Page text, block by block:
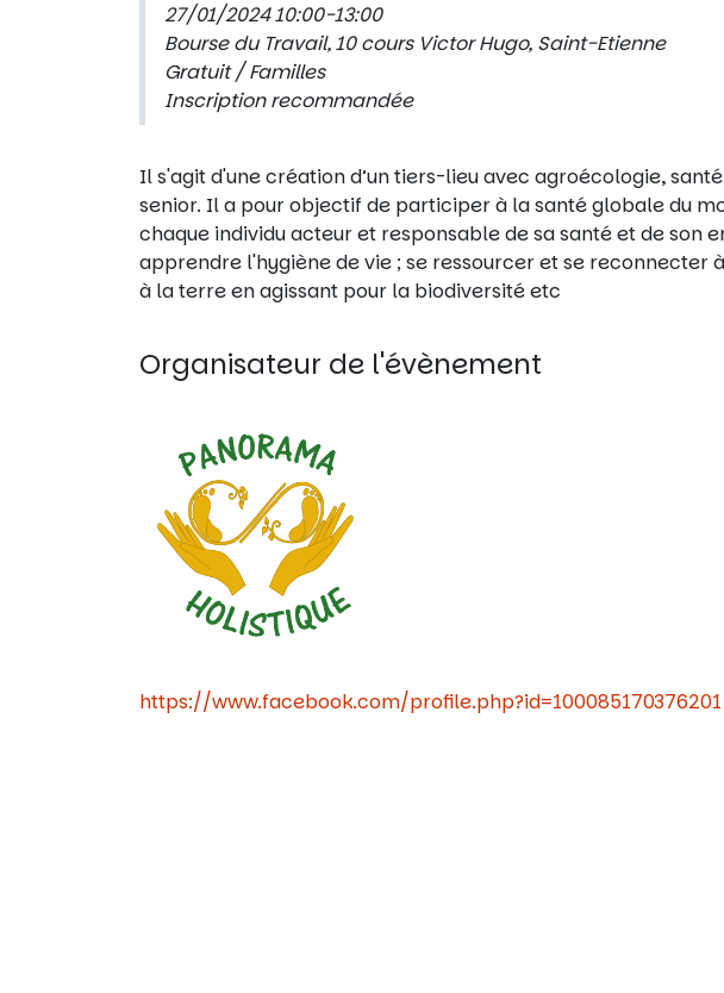
27/01/2024 10:00-13:00
Bourse du Travail, 10 cours Victor Hugo, Saint-Etienne
Gratuit / Familles
Inscription recommandée
Il s'agit d'une création d’un tiers-lieu avec agroécologie,
senior. Il a pour objectif de participer à la santé globale du
chaque individu acteur et responsable de sa santé et de son
apprendre l'hygiène de vie ; se ressourcer et se reconnecter
à la terre en agissant pour la biodiversité etc
Organisateur de l'évènement
https://www.facebook.com/profile.php?id=100085170376201